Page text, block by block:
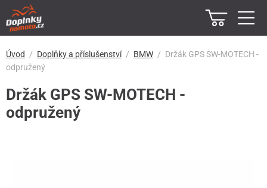
Úvod Doplňky a příslušenství BMW
Držák GPS SW-MOTECH -
odpružený
Držák GPS SW-MOTECH -
odpružený